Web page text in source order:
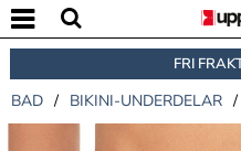
FRI
BAD / BIKINI-UNDERDELAR /